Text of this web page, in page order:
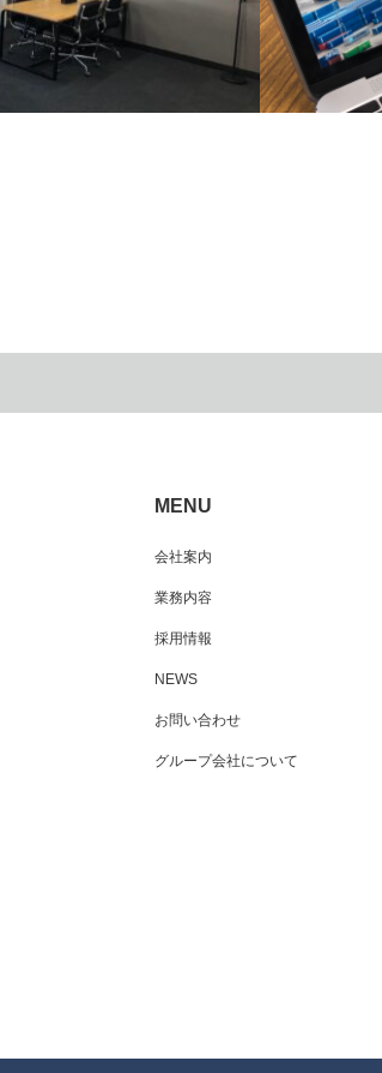
MENU
会社案内
業務内容
採用情報
NEWS
お問い合わせ
グループ会社について